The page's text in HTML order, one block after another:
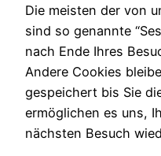
Die meisten der von
sind so genannte
nach Ende Ihres
Andere Cookies
gespeichert bis Sie
ermöglichen es uns,
nächsten Besuch